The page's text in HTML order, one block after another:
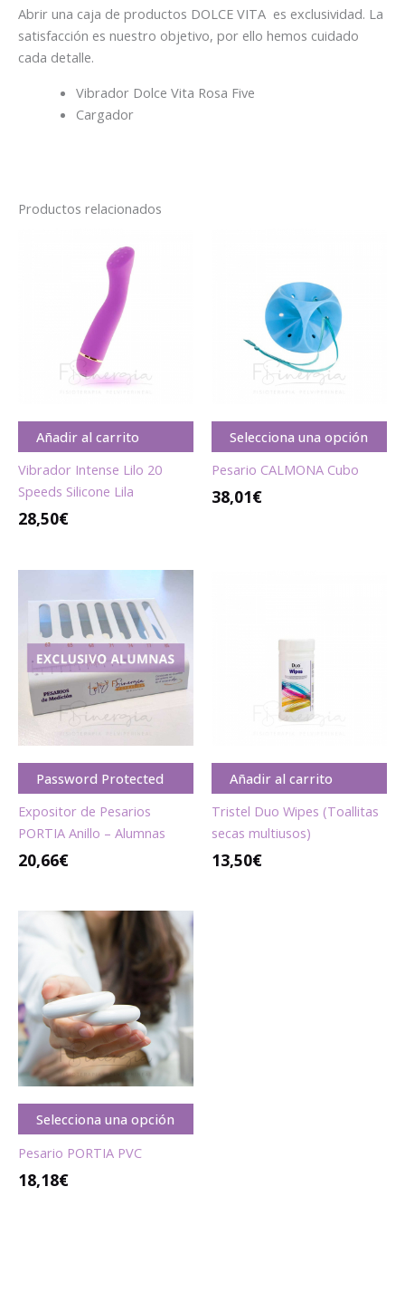
Abrir una caja de productos DOLCE VITA es exclusividad. La
satisfacción es nuestro objetivo, por ello hemos cuidado
cada detalle.
Vibrador Dolce Vita Rosa Five
Cargador
Productos relacionados
Añadir al carrito
Vibrador Intense Lilo 20
Speeds Silicone Lila
28,50€
Selecciona una opción
Pesario CALMONA Cubo
38,01€
Password Protected
Expositor de Pesarios
PORTIA Anillo – Alumnas
20,66€
Añadir al carrito
Tristel Duo Wipes (Toallitas
secas multiusos)
13,50€
Selecciona una opción
Pesario PORTIA PVC
18,18€